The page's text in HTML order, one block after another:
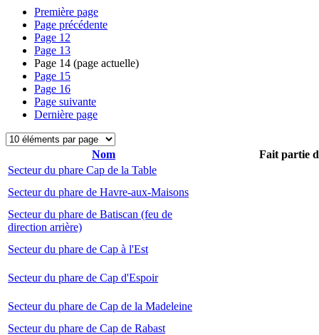
Première page
Page précédente
Page 12
Page 13
Page 14 (page actuelle)
Page 15
Page 16
Page suivante
Dernière page
Nom
Fait partie
Secteur du phare Cap de la Table
Secteur du phare de Havre-aux-Maisons
Secteur du phare de Batiscan (feu de
direction arrière)
Secteur du phare de Cap à l'Est
Secteur du phare de Cap d'Espoir
Secteur du phare de Cap de la Madeleine
Secteur du phare de Cap de Rabast